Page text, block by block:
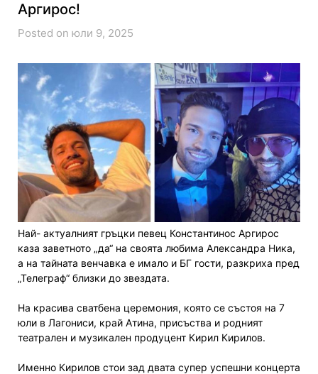
Аргирос!
Posted on юли 9, 2025
Най- актуалният гръцки певец Константинос Аргирос
каза заветното „да“ на своята любима Александра Ника,
а на тайната венчавка е имало и БГ гости, разкриха пред
„Телеграф“ близки до звездата.
На красива сватбена церемония, която се състоя на 7
юли в Лагониси, край Атина, присъства и родният
театрален и музикален продуцент Кирил Кирилов.
Именно Кирилов стои зад двата супер успешни концерта